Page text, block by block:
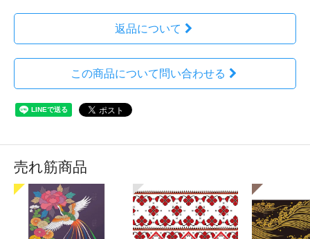
返品について
この商品について問い合わせる
売れ筋商品